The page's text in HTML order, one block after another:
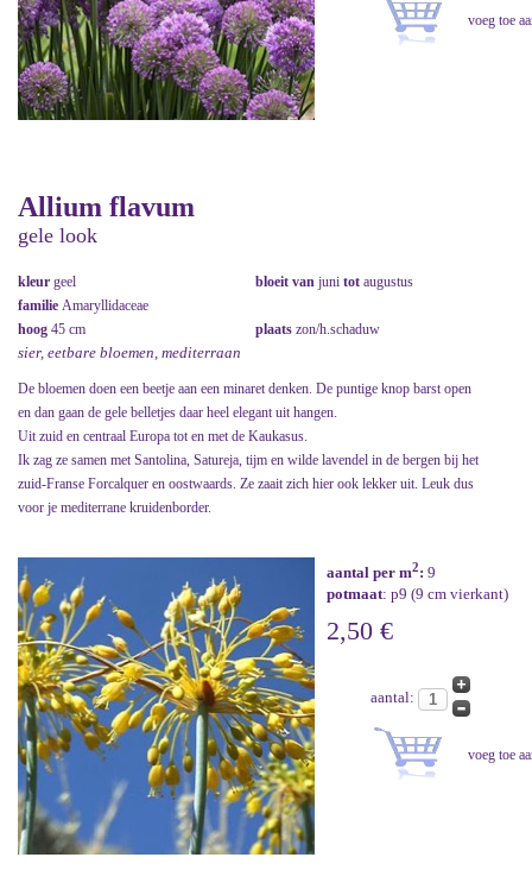
Allium flavum
gele look
kleur geel bloeit van juni tot augustus
familie Amaryllidaceae
hoog 45 cm plaats zon/h.schaduw
sier, eetbare bloemen, mediterraan
De bloemen doen een beetje aan een minaret denken. De puntige knop barst open
en dan gaan de gele belletjes daar heel elegant uit hangen.
Uit zuid en centraal Europa tot en met de Kaukasus.
Ik zag ze samen met Santolina, Satureja, tijm en wilde lavendel in de bergen bij het
zuid-Franse Forcalquer en oostwaards. Ze zaait zich hier ook lekker uit. Leuk dus
voor je mediterrane kruidenborder.
aantal per m2: 9
potmaat: p9 (9 cm vierkant)
2,50 €
aantal: